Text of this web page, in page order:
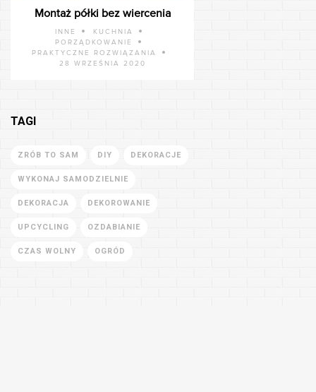
Montaż półki bez wiercenia
INNE
KUCHNIA
PORZĄDKOWANIE
PRAKTYCZNE ROZWIĄZANIA
28 WRZEŚNIA 2020
TAGI
ZRÓB TO SAM DIY DEKORACJE
WYKONAJ SAMODZIELNIE
DEKORACJA DEKOROWANIE
UPCYCLING OZDABIANIE
CZAS WOLNY OGRÓD